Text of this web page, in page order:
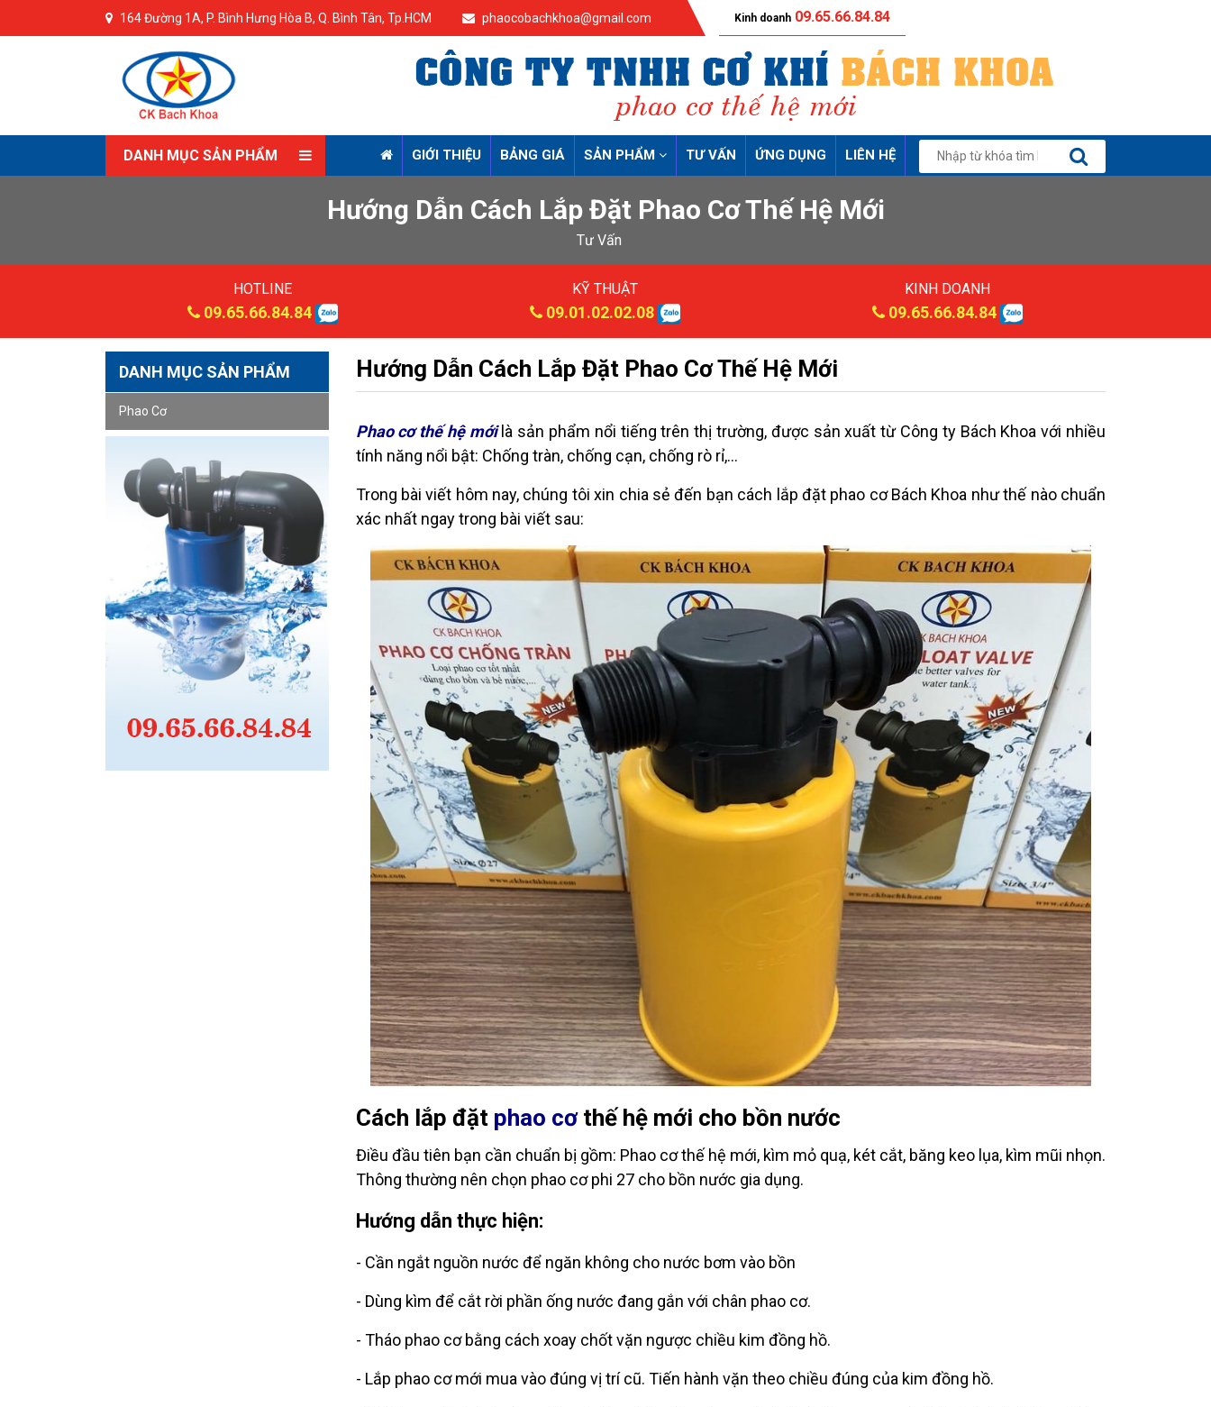
164 Đường 1A, P. Bình Hưng Hòa B, Q. Bình Tân, Tp.HCM phaocobachkhoa@gmail.com Kinh doanh 09.65.66.84.84
DANH MỤC SẢN PHẨM GIỚI THIỆU BẢNG GIÁ SẢN PHẨM TƯ VẤN ỨNG DỤNG LIÊN HỆ
Hướng Dẫn Cách Lắp Đặt Phao Cơ Thế Hệ Mới
Tư Vấn
HOTLINE
09.65.66.84.84
KỸ THUẬT
09.01.02.02.08
KINH DOANH
09.65.66.84.84
DANH MỤC SẢN PHẨM
Phao Cơ
Hướng Dẫn Cách Lắp Đặt Phao Cơ Thế Hệ Mới
Phao cơ thế hệ mới là sản phẩm nổi tiếng trên thị trường, được sản xuất từ Công ty Bách Khoa với nhiều
tính năng nổi bật: Chống tràn, chống cạn, chống rò rỉ,…
Trong bài viết hôm nay, chúng tôi xin chia sẻ đến bạn cách lắp đặt phao cơ Bách Khoa như thế nào chuẩn
xác nhất ngay trong bài viết sau:
Cách lắp đặt phao cơthế hệ mới cho bồn nước
Điều đầu tiên bạn cần chuẩn bị gồm: Phao cơthế hệ mới, kìm mỏ quạ, két cắt, băng keo lụa, kìm mũi nhọn.
Thông thường nên chọn phao cơ phi 27 cho bồn nước gia dụng.
Hướng dẫn thực hiện:
- Cần ngắt nguồn nước để ngăn không cho nước bơm vào bồn
- Dùng kìm để cắt rời phần ống nước đang gắn với chân phao cơ.
- Tháo phao cơ bằng cách xoay chốt vặn ngược chiều kim đồng hồ.
- Lắp phao cơ mới mua vào đúng vị trí cũ. Tiến hành vặn theo chiều đúng của kim đồng hồ.